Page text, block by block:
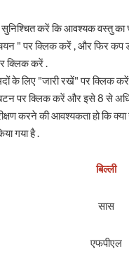
सुनिश्चित करें कि आवश्यक वस्तु
" पर क्लिक करें , और फिर कप
क्लिक करें .
के लिए "जारी रखें" पर क्लिक
पर क्लिक करें और इसे 8 से
करने की आवश्यकता हो कि
गया है .
बिल्ली
सास
एफपीएल